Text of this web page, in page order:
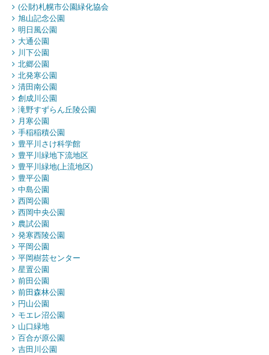
(公財)札幌市公園緑化協会
旭山記念公園
明日風公園
大通公園
川下公園
北郷公園
北発寒公園
清田南公園
創成川公園
滝野すずらん丘陵公園
月寒公園
手稲稲積公園
豊平川さけ科学館
豊平川緑地下流地区
豊平川緑地(上流地区)
豊平公園
中島公園
西岡公園
西岡中央公園
農試公園
発寒西陵公園
平岡公園
平岡樹芸センター
星置公園
前田公園
前田森林公園
円山公園
モエレ沼公園
山口緑地
百合が原公園
吉田川公園